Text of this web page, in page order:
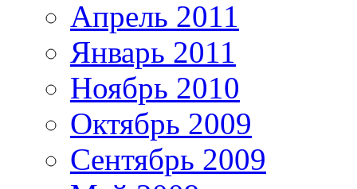
Апрель 2011
Январь 2011
Ноябрь 2010
Октябрь 2009
Сентябрь 2009